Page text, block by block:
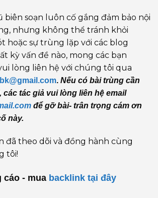
biên soạn luôn cố gắng đảm bảo nội
nhưng không thể tránh khỏi
hoặc sự trùng lặp với các blog
kỳ vấn đề nào, mong các bạn
lòng liên hệ với chúng tôi qua
. Nếu có bài trùng cần
các tác giả vui lòng liên hệ email
để gỡ bài- trân trọng cám ơn
này.
đã theo dõi và đồng hành cùng
tôi!
cáo - mua backlink tại đây